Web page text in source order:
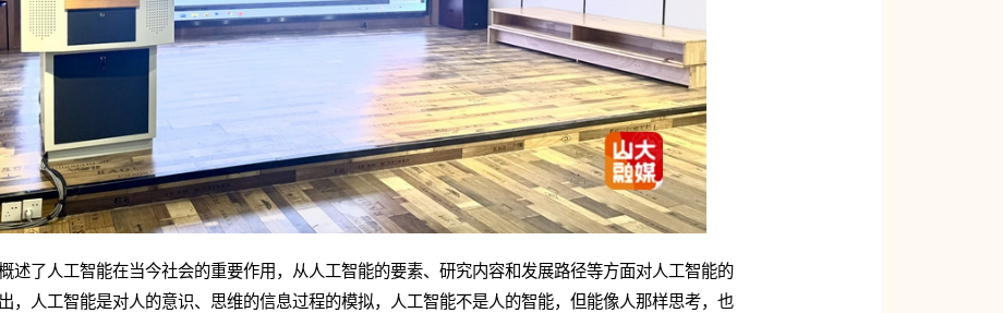
述了人工智能在当今社会的重要作用，从人工智能的要素、研究内容和发展路径等方面对人工智能的
，人工智能是对人的意识、思维的信息过程的模拟，人工智能不是人的智能，但能像人那样思考，也